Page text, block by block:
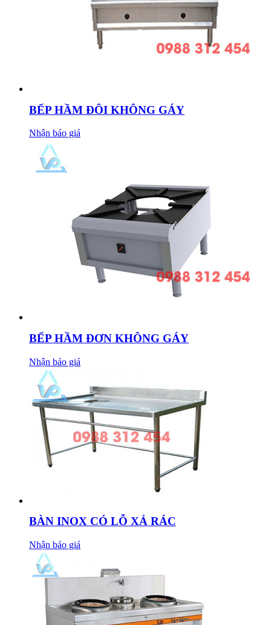
BẾP HẦM ĐÔI KHÔNG GÁY
Nhận báo giá
BẾP HẦM ĐƠN KHÔNG GÁY
Nhận báo giá
BÀN INOX CÓ LỖ XẢ RÁC
Nhận báo giá